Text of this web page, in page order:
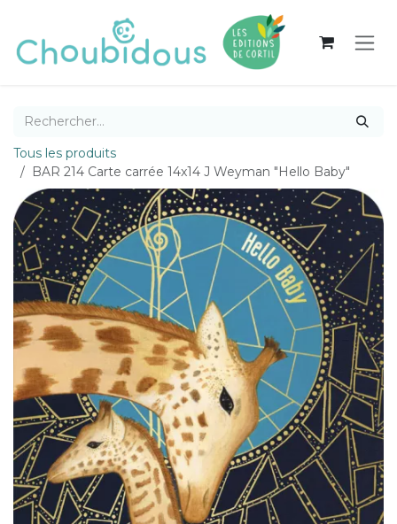
Tous les produits
BAR 214 Carte carrée 14x14 J Weyman "Hello Baby"